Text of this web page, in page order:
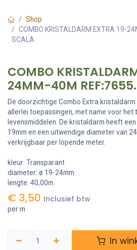
Shop
COMBO KRISTALDARM EXTRA 19-
SCALA
COMBO
24MM-40M
De doorzichtige Combo Extra
allerlei toepassingen, met name voor het
levensmiddelen. De kristaldarm heeft
19mm en een uitwendige diameter van
verkrijgbaar per lopende meter.
kleur: Transparant
diameter: ø 19-24mm
lengte: 40,00m
€ 3,50 Inclusief btw
per m
In